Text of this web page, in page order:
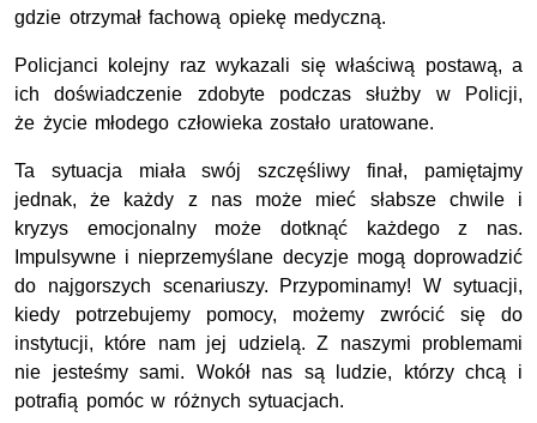
gdzie otrzymał fachową opiekę medyczną.
Policjanci kolejny raz wykazali się właściwą postawą, a
ich doświadczenie zdobyte podczas służby w Policji,
że życie młodego człowieka zostało uratowane.
Ta sytuacja miała swój szczęśliwy finał, pamiętajmy
jednak, że każdy z nas może mieć słabsze chwile i
kryzys emocjonalny może dotknąć każdego z nas.
Impulsywne i nieprzemyślane decyzje mogą doprowadzić
do najgorszych scenariuszy. Przypominamy! W sytuacji,
kiedy potrzebujemy pomocy, możemy zwrócić się do
instytucji, które nam jej udzielą. Z naszymi problemami
nie jesteśmy sami. Wokół nas są ludzie, którzy chcą i
potrafią pomóc w różnych sytuacjach.